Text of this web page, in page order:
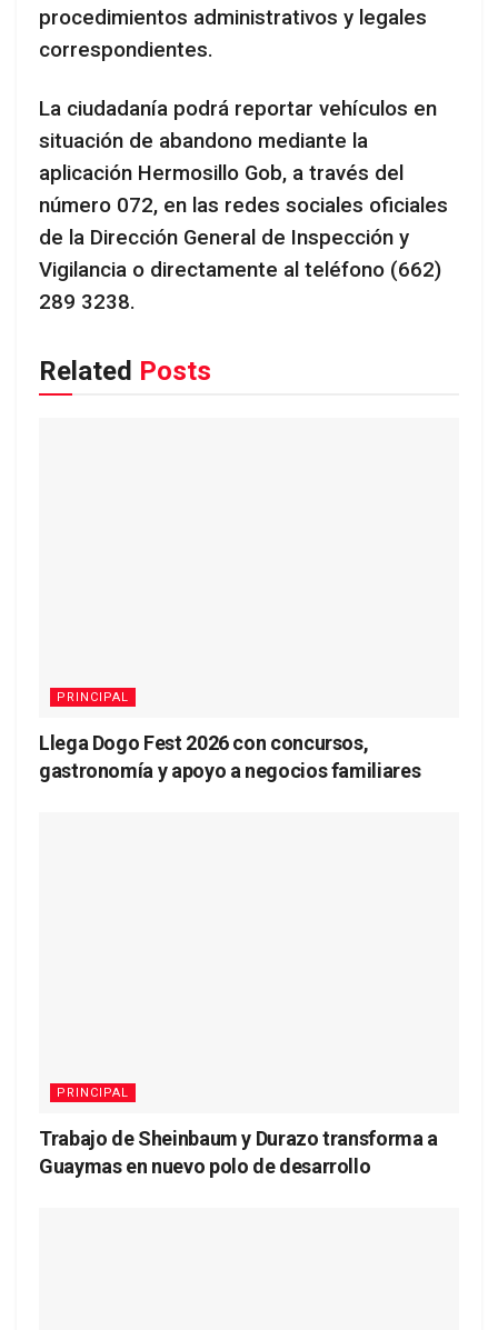
procedimientos administrativos y legales
correspondientes.
La ciudadanía podrá reportar vehículos en
situación de abandono mediante la
aplicación Hermosillo Gob, a través del
número 072, en las redes sociales oficiales
de la Dirección General de Inspección y
Vigilancia o directamente al teléfono (662)
289 3238.
Related Posts
PRINCIPAL
Llega Dogo Fest 2026 con concursos,
gastronomía y apoyo a negocios familiares
PRINCIPAL
Trabajo de Sheinbaum y Durazo transforma a
Guaymas en nuevo polo de desarrollo